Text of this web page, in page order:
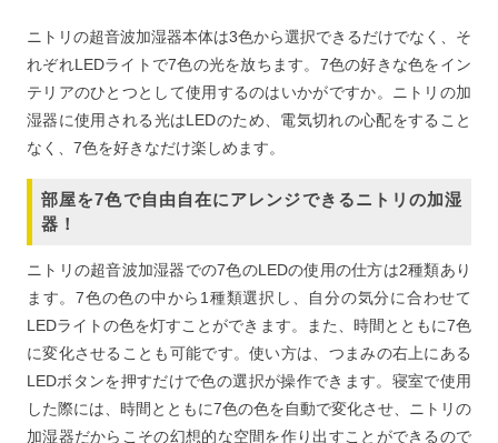
ニトリの超音波加湿器本体は3色から選択できるだけでなく、そ
れぞれLEDライトで7色の光を放ちます。7色の好きな色をイン
テリアのひとつとして使用するのはいかがですか。ニトリの加
湿器に使用される光はLEDのため、電気切れの心配をすること
なく、7色を好きなだけ楽しめます。
部屋を7色で自由自在にアレンジできるニトリの加湿
器！
ニトリの超音波加湿器での7色のLEDの使用の仕方は2種類あり
ます。7色の色の中から1種類選択し、自分の気分に合わせて
LEDライトの色を灯すことができます。また、時間とともに7色
に変化させることも可能です。使い方は、つまみの右上にある
LEDボタンを押すだけで色の選択が操作できます。寝室で使用
した際には、時間とともに7色の色を自動で変化させ、ニトリの
加湿器だからこその幻想的な空間を作り出すことができるので